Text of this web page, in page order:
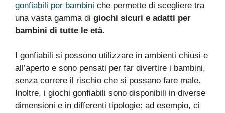
gonfiabili per bambini che permette di scegliere tra
una vasta gamma di giochi sicuri e adatti per
bambini di tutte le età.
I gonfiabili si possono utilizzare in ambienti chiusi e
all’aperto e sono pensati per far divertire i bambini,
senza correre il rischio che si possano fare male.
Inoltre, i giochi gonfiabili sono disponibili in diverse
dimensioni e in differenti tipologie: ad esempio, ci